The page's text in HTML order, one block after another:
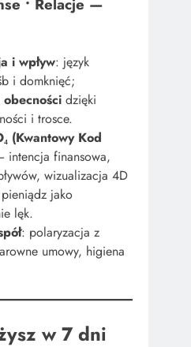
• Relacje —
i wpływ: język
i domknięć;
dzięki
i trosce.
(Kwantowy Kod
intencja finansowa,
wizualizacja 4D
pieniądz jako
lęk.
: polaryzacja z
umowy, higiena
w 7 dni